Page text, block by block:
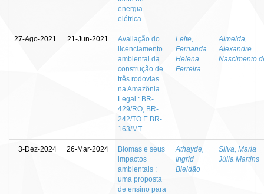
energia
elétrica
27-Ago-2021 21-Jun-2021
Avaliação do
licenciamento
ambiental da
construção de
três rodovias
na Amazônia
Legal : BR-
429/RO, BR-
242/TO E BR-
163/MT
Leite,
Fernanda
Helena
Ferreira
Almeida,
Alexandre
Nascimento
3-Dez-2024 26-Mar-2024
Biomas e seus
impactos
ambientais :
uma proposta
de ensino para
Athayde,
Ingrid
Bleidão
Silva, Maria
Júlia Martins